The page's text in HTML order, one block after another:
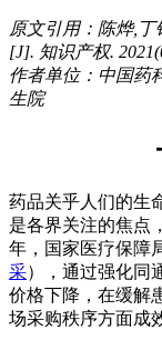
原文引用：陈烨,
[J]. 知识产权.
作者单位：中国药
生院
药品关乎人们的生
是各界关注的焦点
年，国家医疗保障
采），通过强化同
价格下降，在缓解
场采购秩序方面成